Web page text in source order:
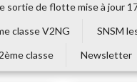
sortie de flotte mise à jour
classe V2NG
SNSM
classe
Newsletter